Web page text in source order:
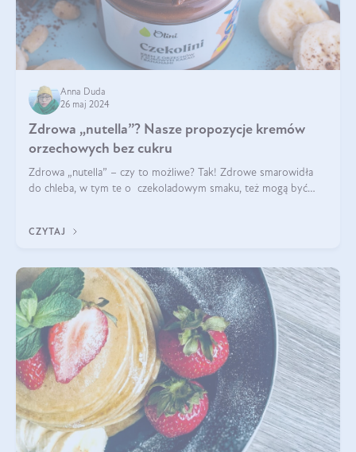
Anna Duda
26 maj 2024
Zdrowa „nutella”? Nasze propozycje kremów
orzechowych bez cukru
Zdrowa „nutella” – czy to możliwe? Tak! Zdrowe smarowidła
do chleba, w tym te o czekoladowym smaku, też mogą być
CZYTAJ